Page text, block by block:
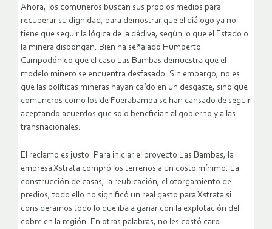
Ahora, los comuneros buscan sus propios medios para
recuperar su dignidad, para demostrar que el diálogo ya no
tiene que seguir la lógica de la dádiva, según lo que el Estado o
la minera dispongan. Bien ha señalado Humberto
Campodónico que el caso Las Bambas demuestra que el
modelo minero se encuentra desfasado. Sin embargo, no es
que las políticas mineras hayan caído en un desgaste, sino que
comuneros como los de Fuerabamba se han cansado de seguir
aceptando acuerdos que solo benefician al gobierno y a las
transnacionales.
El reclamo es justo. Para iniciar el proyecto Las Bambas, la
empresa Xstrata compró los terrenos a un costo mínimo. La
construcción de casas, la reubicación, el otorgamiento de
predios, todo ello no significó un real gasto para Xstrata si
consideramos todo lo que iba a ganar con la explotación del
cobre en la región. En otras palabras, no les costó caro.